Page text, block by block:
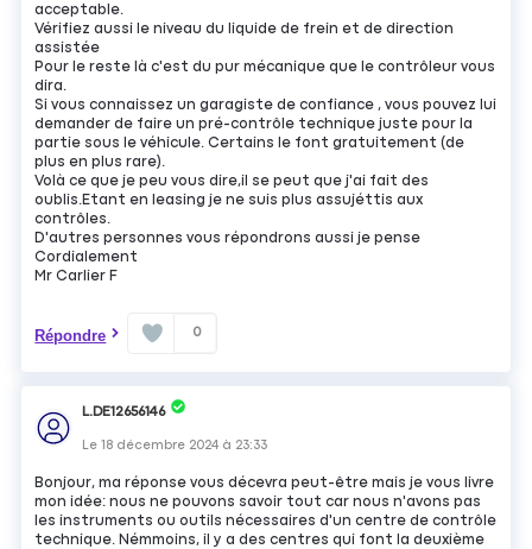
acceptable.
Vérifiez aussi le niveau du liquide de frein et de direction
assistée
Pour le reste là c'est du pur mécanique que le contrôleur vous
dira.
Si vous connaissez un garagiste de confiance , vous pouvez lui
demander de faire un pré-contrôle technique juste pour la
partie sous le véhicule. Certains le font gratuitement (de
plus en plus rare).
Volà ce que je peu vous dire,il se peut que j'ai fait des
oublis.Etant en leasing je ne suis plus assujéttis aux
contrôles.
D'autres personnes vous répondrons aussi je pense
Cordialement
Mr Carlier F
Répondre 0
L.DE12656146
Le18 décembre 2024 à 23:33
Bonjour, ma réponse vous décevra peut-être mais je vous livre
mon idée: nous ne pouvons savoir tout car nous n'avons pas
les instruments ou outils nécessaires d'un centre de contrôle
technique. Némmoins, il y a des centres qui font la deuxième